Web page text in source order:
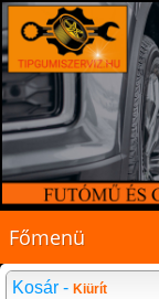
Főmenü
Kosár - Kiürít